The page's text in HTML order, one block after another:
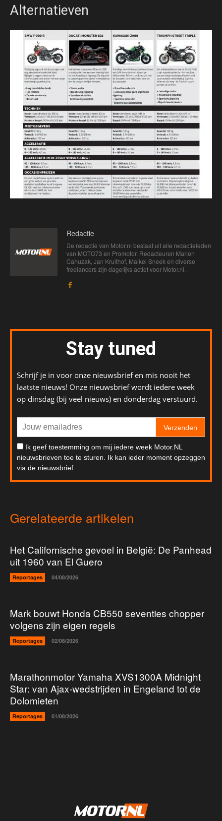
Alternatieven
Redactie
De redactie van Motor.nl bestaat uit alle redactieleden
van MOTO73 en Promotor. Redacteuren Marien
Cahuzak, Jan Kruithof, Maikel Sneek en diverse
freelancers zijn dagelijks actief voor Motor.nl.
Stay tuned
Schrijf je in voor onze nieuwsbrief en mis nooit het
laatste nieuws! Onze nieuwsbrief wordt iedere week
op dinsdag (bij veel nieuws) en donderdag verstuurd.
Verzenden
Ik geef toestemming om mij iedere week Motor.NL
nieuwsbrieven toe te sturen. Ik kan ieder moment opzeggen
via de nieuwsbrief.
Gerelateerde artikelen
Het Californische gevoel in België: De Panhead
uit 1960 van El Guero
Reportages 04/08/2026
Mark bouwt Honda CB550 seventies chopper
volgens zijn eigen regels
Reportages 02/08/2026
Marathonmotor Yamaha XVS1300A Midnight
Star: van Ajax-wedstrijden in Engeland tot de
Dolomieten
Reportages 01/08/2026